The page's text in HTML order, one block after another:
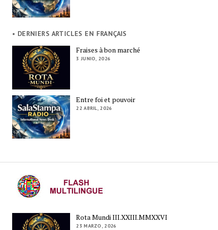
• DERNIERS ARTICLES EN FRANÇAIS
Fraises à bon marché
3 JUNIO, 2026
Entre foi et pouvoir
22 ABRIL, 2026
Rota Mundi III.XXIII.MMXXVI
23 MARZO, 2026